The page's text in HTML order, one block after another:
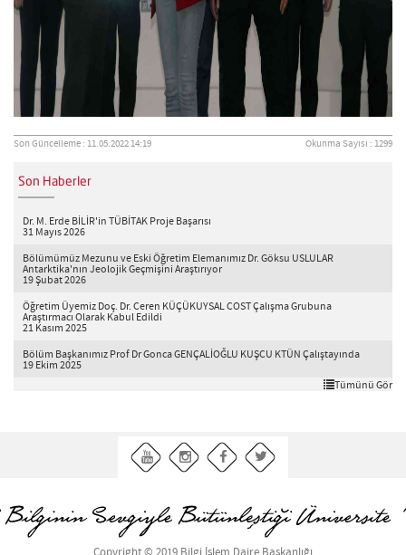
Son Güncelleme : 11.05.2022 14:19 Okunma Sayısı : 1299
Son Haberler
Dr. M. Erde BİLİR'in TÜBİTAK Proje Başarısı
31 Mayıs 2026
Bölümümüz Mezunu ve Eski Öğretim Elemanımız Dr. Göksu USLULAR
Antarktika'nın Jeolojik Geçmişini Araştırıyor
19 Şubat 2026
Öğretim Üyemiz Doç. Dr. Ceren KÜÇÜKUYSAL COST Çalışma Grubuna
Araştırmacı Olarak Kabul Edildi
21 Kasım 2025
Bölüm Başkanımız Prof Dr Gonca GENÇALİOĞLU KUŞCU KTÜN Çalıştayında
19 Ekim 2025
Tümünü Gör